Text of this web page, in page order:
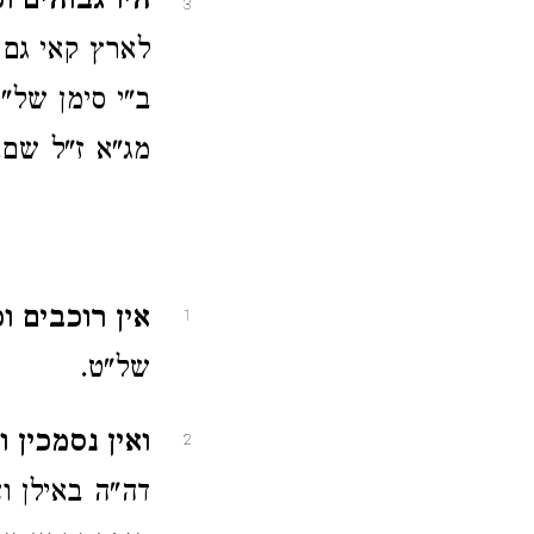
3
לארץ קאי
ב"י סימן
מג"א ז"ל
1
אין רוכבים
של"ט.
2
ואין נסמכין
דה"ה באילן